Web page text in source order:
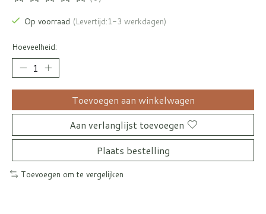
De beoordeling van dit product is
Op voorraad (Levertijd:1-3 werkdagen)
Hoeveelheid:
Toevoegen aan winkelwagen
Aan verlanglijst toevoegen
Plaats bestelling
Toevoegen om te vergelijken